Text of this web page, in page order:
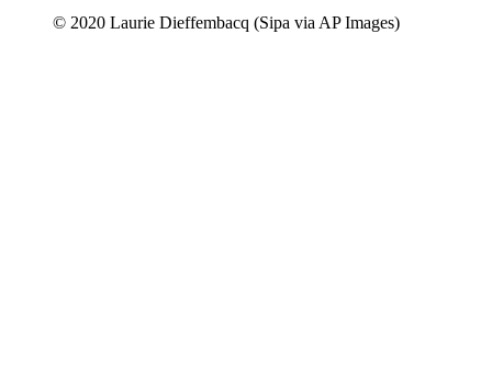
© 2020 Laurie Dieffembacq (Sipa via AP Images)